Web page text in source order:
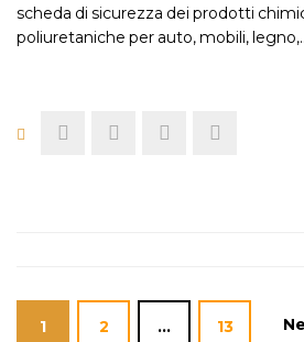
scheda di sicurezza dei prodotti
poliuretaniche per auto, mobili,
1 2 … 13